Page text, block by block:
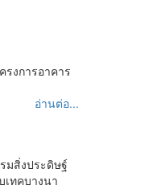
งการอาคาร
อ่านต่อ...
มสิ่งประดิษฐ์
ทคบางนา